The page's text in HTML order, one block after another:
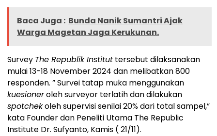
Baca Juga : Bunda Nanik Sumantri Ajak
Warga Magetan Jaga Kerukunan.
Survey The Republik Institut tersebut dilaksanakan
mulai 13-18 November 2024 dan melibatkan 800
responden. ” Survei tatap muka menggunakan
kuesioneroleh surveyor terlatih dan dilakukan
spotchekoleh supervisi senilai 20% dari total sampel,”
kata Founder dan Peneliti Utama The Republic
Institute Dr. Sufyanto, Kamis ( 21/11).